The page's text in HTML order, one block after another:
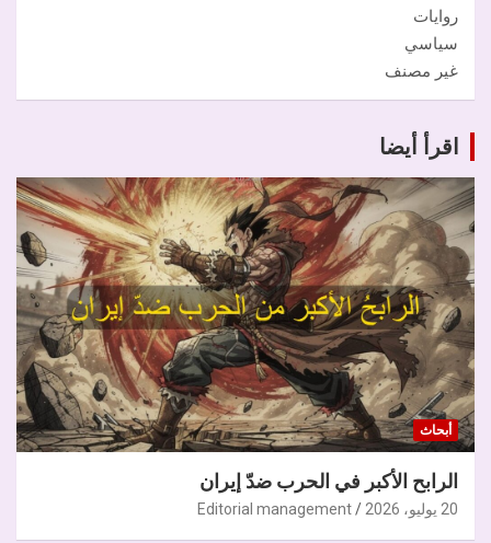
روايات
سياسي
غير مصنف
اقرأ أيضا
أبحاث
الرابح الأكبر في الحرب ضدّ إيران
20 يوليو، 2026 Editorial management